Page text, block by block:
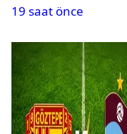
19 saat önce